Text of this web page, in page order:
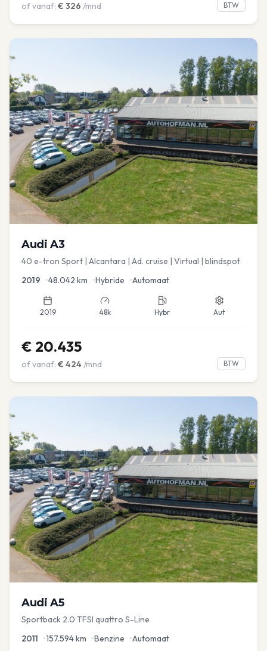
of vanaf: € 326 /mnd BTW
Audi A3
40 e-tron Sport | Alcantara | Ad. cruise | Virtual | blindspot
2019 •48.042 km •Hybride •Automaat
2019 48k Hybr Aut
€ 20.435
of vanaf: € 424 /mnd BTW
Audi A5
Sportback 2.0 TFSI quattro S-Line
2011 •157.594km •Benzine •Automaat